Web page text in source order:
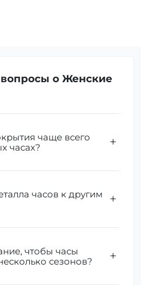
о Женские
чаще всего
часах?
часов к другим
чтобы часы
сезонов?